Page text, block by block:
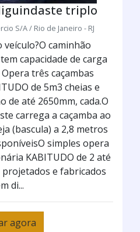
triplo
S/A / Rio de Janeiro - RJ
caminhão
capacidade de carga
três caçambas
de 5m3 cheias e
de até 2650mm, cada.O
carrega a caçamba ao
(bascula) a 2,8 metros
simples opera
KABITUDO de 2 até
projetados e fabricados
di...
agora